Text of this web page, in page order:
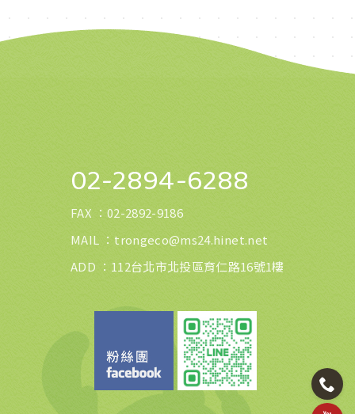
02-2894-6288
FAX ： 02-2892-9186
MAIL ： trongeco@ms24.hinet.net
ADD ：112台北市北投區育仁路16號1樓